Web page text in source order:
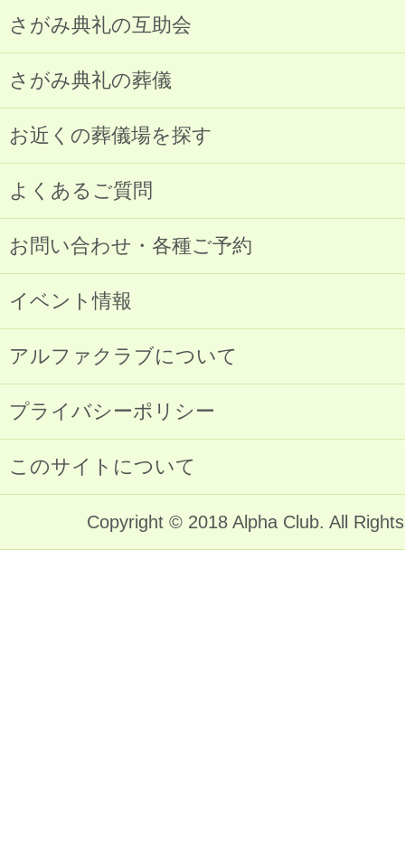
さがみ典礼の互助会
さがみ典礼の葬儀
お近くの葬儀場を探す
よくあるご質問
お問い合わせ・各種ご予約
イベント情報
アルファクラブについて
プライバシーポリシー
このサイトについて
Copyright © 2018 Alpha Club. All